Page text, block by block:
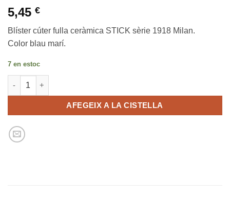
5,45 €
Blíster cúter fulla ceràmica STICK sèrie 1918 Milan.
Color blau marí.
7 en estoc
quantitat de Blíster cúter STICK sèrie 1918
AFEGEIX A LA CISTELLA